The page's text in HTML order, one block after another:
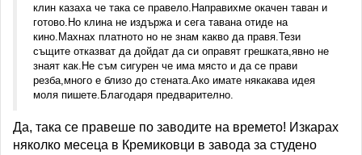
клин казаха че така се правело.Направихме окачен таван и
готово.Но клина не издържа и сега тавана отиде на
кино.Махнах платното но не знам какво да правя.Тези
същите отказват да дойдат да си оправят грешката,явно не
знаят как.Не съм сигурен че има място и да се прави
резба,много е близо до стената.Ако имате някакава идея
моля пишете.Благодаря предварително.
Да, така се правеше по заводите на времето! Изкарах
няколко месеца в Кремиковци в завода за студено